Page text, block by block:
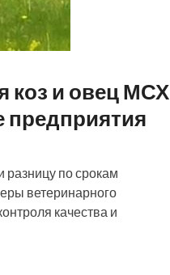
коз и овец МСХ
предприятия
разницу по срокам
ветеринарного
качества и